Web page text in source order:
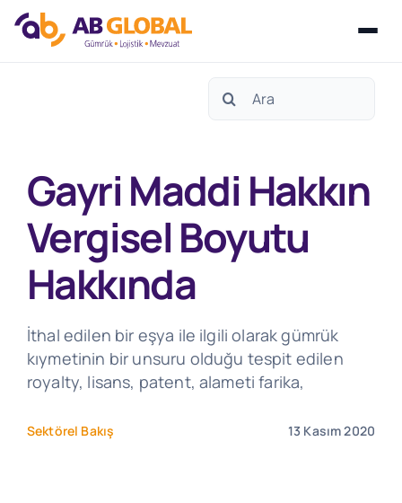
Search
Gayri Maddi Hakkın
Vergisel Boyutu
Hakkında
İthal edilen bir eşya ile ilgili olarak gümrük
kıymetinin bir unsuru olduğu tespit edilen
royalty, lisans, patent, alameti farika,
Sektörel Bakış 13 Kasım 2020